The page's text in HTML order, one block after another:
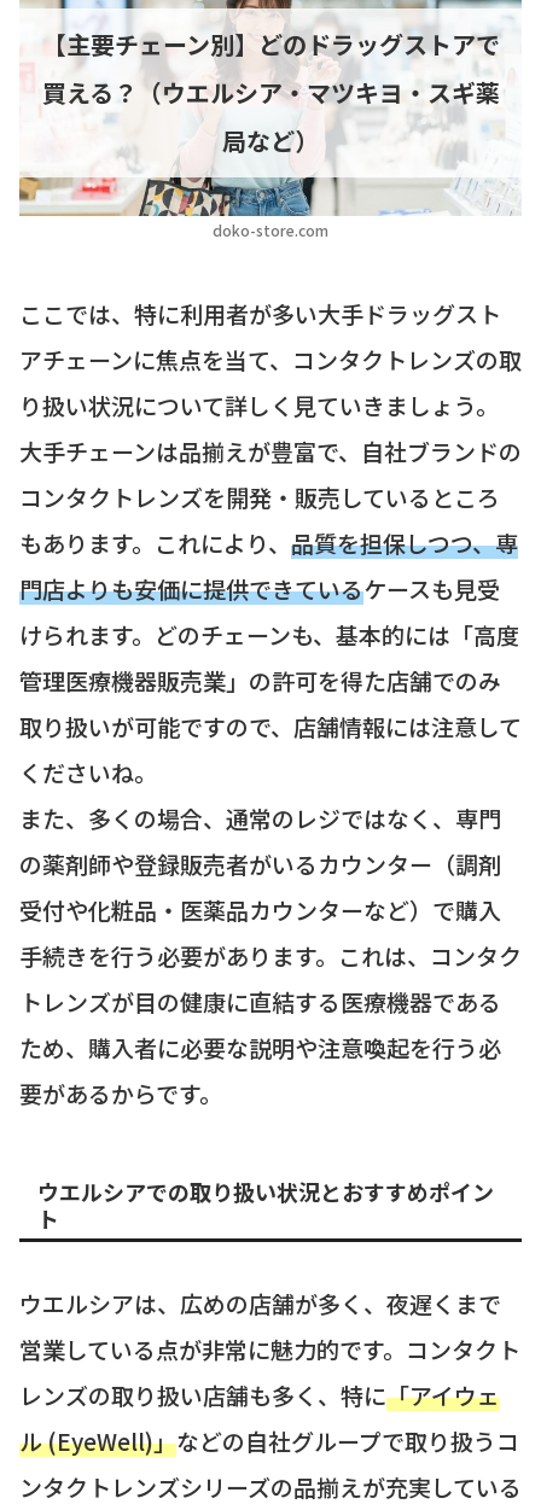
doko-store.com
【主要チェーン別】どのドラッグストアで
買える？（ウエルシア・マツキヨ・スギ薬
局など）
ここでは、特に利用者が多い大手ドラッグスト
アチェーンに焦点を当て、コンタクトレンズの取
り扱い状況について詳しく見ていきましょう。
大手チェーンは品揃えが豊富で、自社ブランドの
コンタクトレンズを開発・販売しているところ
もあります。これにより、 品質を担保しつつ、専
門店よりも安価に提供できているケースも見受
けられます。どのチェーンも、基本的には「高度
管理医療機器販売業」の許可を得た店舗でのみ
取り扱いが可能ですので、店舗情報には注意して
くださいね。
また、多くの場合、通常のレジではなく、専門
の薬剤師や登録販売者がいるカウンター（調剤
受付や化粧品・医薬品カウンターなど）で購入
手続きを行う必要があります。これは、コンタク
トレンズが目の健康に直結する医療機器である
ため、購入者に必要な説明や注意喚起を行う必
要があるからです。
ウエルシアでの取り扱い状況とおすすめポイン
ト
ウエルシアは、広めの店舗が多く、夜遅くまで
営業している点が非常に魅力的です。コンタクト
レンズの取り扱い店舗も多く、特に「アイウェ
ル (EyeWell)」などの自社グループで取り扱うコ
ンタクトレンズシリーズの品揃えが充実している